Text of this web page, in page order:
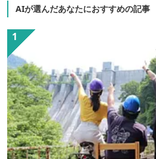
AIが選んだあなたにおすすめの記事